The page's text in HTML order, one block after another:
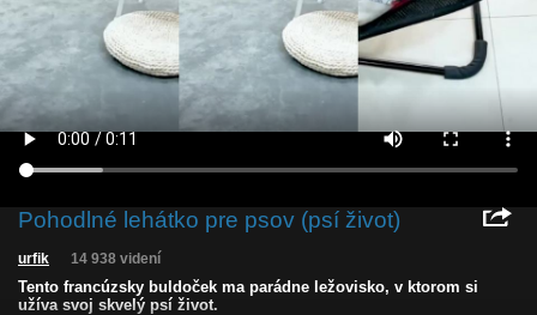
Pohodlné lehátko pre psov (psí život)
urfik 14 938 videní
Tento francúzsky buldoček ma parádne ležovisko, v ktorom si
užíva svoj skvelý psí život.